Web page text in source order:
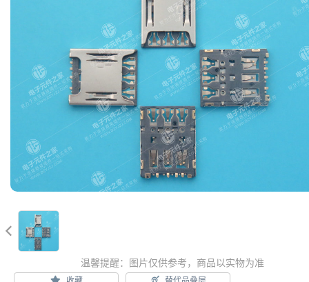

温馨提醒：图片仅供参考，商品以实物为准